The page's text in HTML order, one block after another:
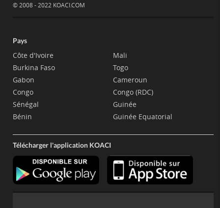
© 2008 - 2022 KOACI.COM
Pays
Côte d'Ivoire
Burkina Faso
Gabon
Congo
Sénégal
Bénin
Mali
Togo
Cameroun
Congo (RDC)
Guinée
Guinée Equatorial
Télécharger l'application KOACI